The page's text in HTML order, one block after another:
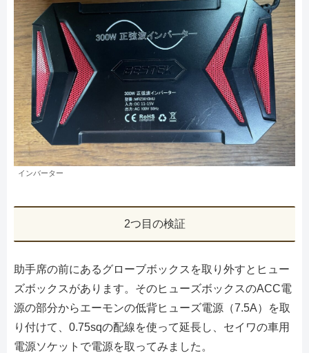
インバーター
2つ目の検証
助手席の前にあるグローブボックスを取り外すとヒュー
ズボックスがあります。そのヒューズボックスのACC電
源の部分からエーモンの低背ヒューズ電源（7.5A）を取
り付けて、0.75sqの配線を使って延長し、セイワの車用
電源ソケットで電源を取ってみました。